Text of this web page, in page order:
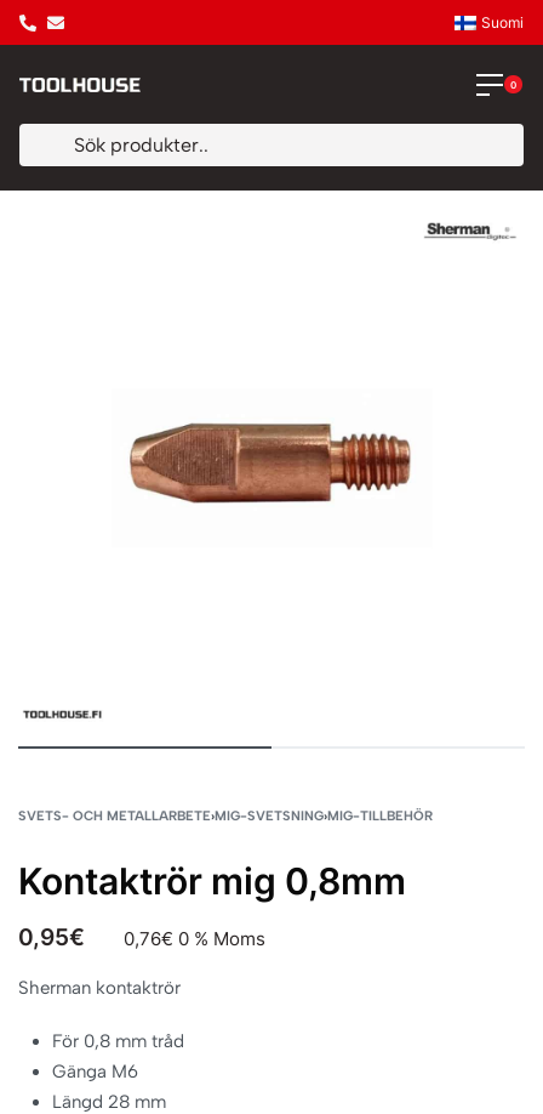
Suomi
0
SVETS- OCH METALLARBETE›MIG-SVETSNING›MIG-TILLBEHÖR
Kontaktrör mig 0,8mm
0,95€ 0,76€ 0 % Moms
Sherman kontaktrör
För 0,8 mm tråd
Gänga M6
Längd 28 mm